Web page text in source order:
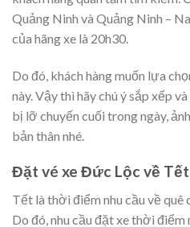
Quảng Ninh và Quảng Ninh –
của hãng xe là 20h30.
Do đó, khách hàng muốn lựa
này. Vậy thì hãy chú ý sắp xếp
bị lỡ chuyến cuối trong ngày,
bản thân nhé.
Đặt vé xe Đức Lộc về
Tết là thời điểm nhu cầu về quê
Do đó, nhu cầu đặt xe thời